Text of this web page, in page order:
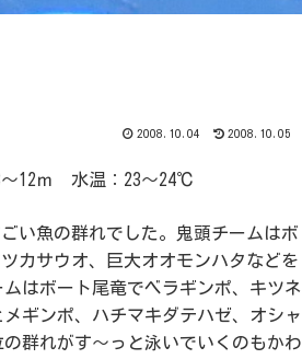
2008.10.04 2008.10.05
12ｍ 水温：23～24℃
い魚の群れでした。鬼頭チームはボ
カサウオ、巨大オオモンハタなどを
はボート尾竜でベラギンポ、キツネ
ギンポ、ハチマキダテハゼ、オシャ
群れがす～っと泳いでいくのもかわ